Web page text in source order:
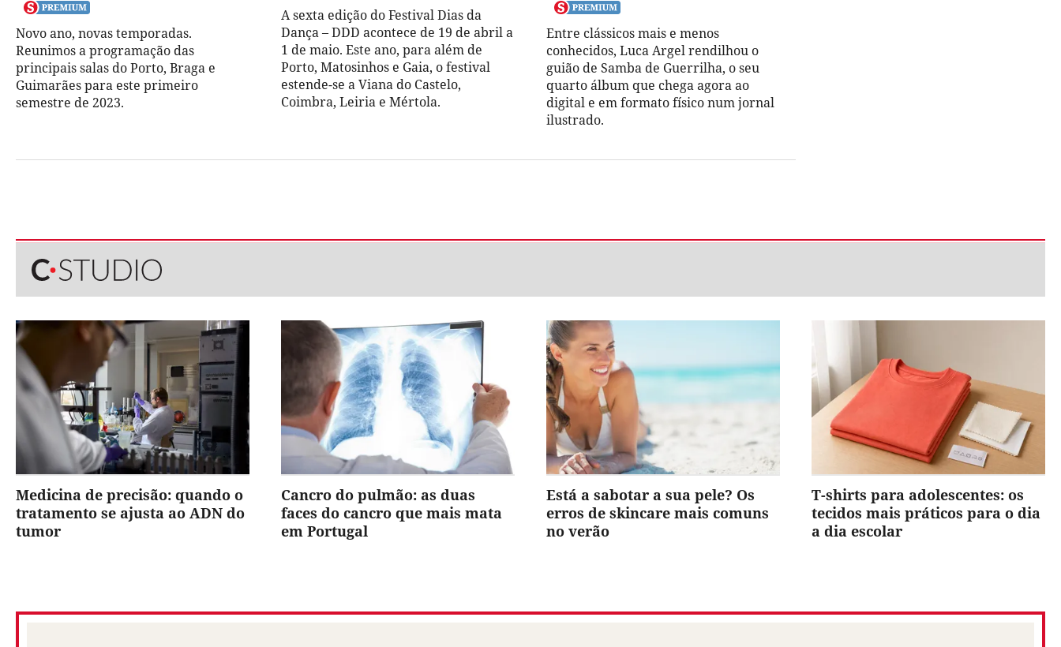
Novo ano, novas temporadas.
Reunimos a programação das
principais salas do Porto, Braga e
Guimarães para este primeiro
semestre de 2023.
A sexta edição do Festival Dias da
Dança – DDD acontece de 19 de abril a
1 de maio. Este ano, para além de
Porto, Matosinhos e Gaia, o festival
estende-se a Viana do Castelo,
Coimbra, Leiria e Mértola.
Entre clássicos mais e menos
conhecidos, Luca Argel rendilhou o
guião de Samba de Guerrilha, o seu
quarto álbum que chega agora ao
digital e em formato físico num jornal
ilustrado.
Medicina de precisão: quando o
tratamento se ajusta ao ADN do
tumor
Cancro do pulmão: as duas
faces do cancro que mais mata
em Portugal
Está a sabotar a sua pele? Os
erros de skincare mais comuns
no verão
T-shirts para adolescentes: os
tecidos mais práticos para o dia
a dia escolar